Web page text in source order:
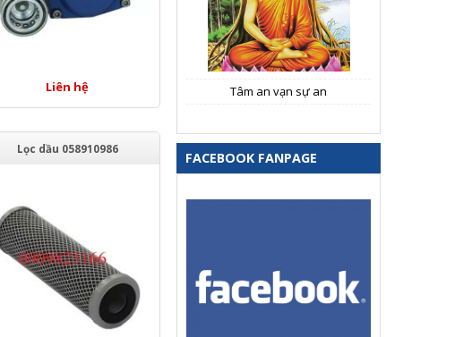
Liên hệ
Lọc dầu 058910986
Tâm an vạn sự an
FACEBOOK FANPAGE